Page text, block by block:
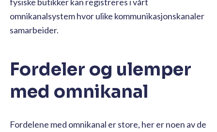
omnikanalsystem hvor ulike kommunikasjonskanaler
samarbeider.
Fordeler og ulemper
med omnikanal
Fordelene med omnikanal er store, her er noen av de